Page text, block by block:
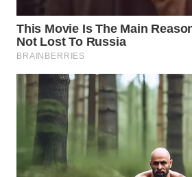
WN
MALUKU
WN
MALUT
WN
DAIRI